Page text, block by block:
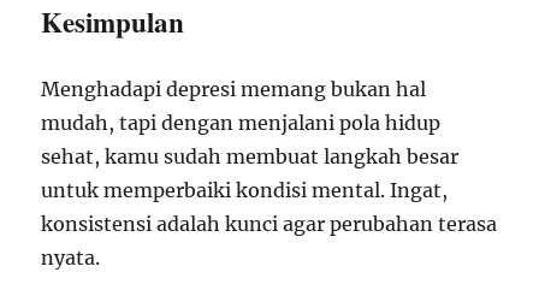
Kesimpulan
Menghadapi depresi memang bukan hal
mudah, tapi dengan menjalani pola hidup
sehat, kamu sudah membuat langkah besar
untuk memperbaiki kondisi mental. Ingat,
konsistensi adalah kunci agar perubahan terasa
nyata.